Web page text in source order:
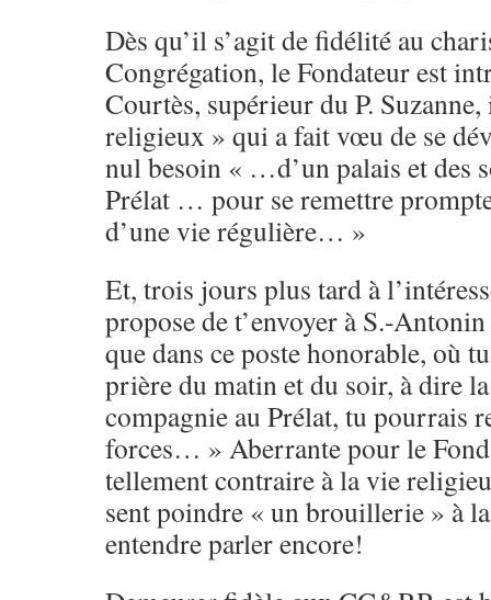
Dès qu’il s’agit de fidélité au
Congrégation, le Fondateur est
Courtès, supérieur du P.
religieux » qui a fait vœu de se
nul besoin « …d’un palais et des
Prélat … pour se remettre
d’une vie régulière… »
Et, trois jours plus tard à
propose de t’envoyer à S.-
que dans ce poste honorable, où
prière du matin et du soir, à dire
compagnie au Prélat, tu pourrais
forces… » Aberrante pour le
tellement contraire à la vie
sent poindre « un brouillerie » à
entendre parler encore!